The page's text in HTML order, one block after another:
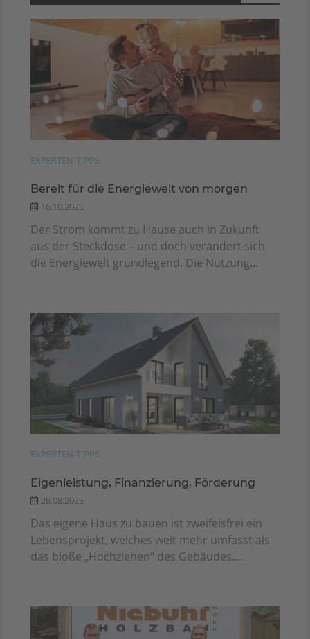
EXPERTEN-TIPPS
Bereit für die Energiewelt von morgen
16.10.2025
Der Strom kommt zu Hause auch in Zukunft
aus der Steckdose – und doch verändert sich
die Energiewelt grundlegend. Die Nutzung...
EXPERTEN-TIPPS
Eigenleistung, Finanzierung, Förderung
28.08.2025
Das eigene Haus zu bauen ist zweifelsfrei ein
Lebensprojekt, welches weit mehr umfasst als
das bloße „Hochziehen“ des Gebäudes....